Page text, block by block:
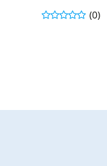
(0)